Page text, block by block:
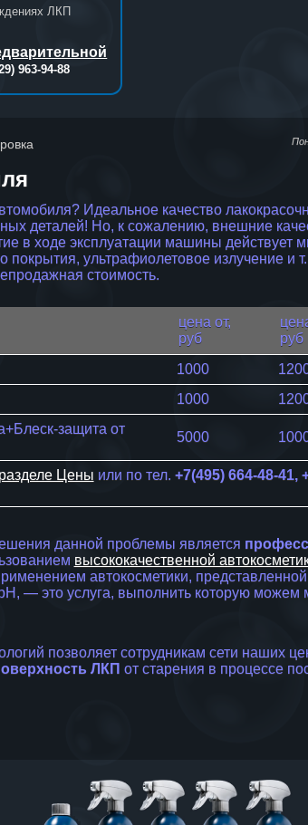
ЛКП
963-94-88
Идеальное качество
деталей! Но, к сожалению, внешние
в ходе эксплуатации машины действует
покрытия, ультрафиолетовое излучение и
стоимость.
цена от,
руб
руб
1000
1000
защита от
5000
разделе Цены или по тел. +7(495) 664-48-41,
данной проблемы является
высококачественной
автокосметики,
— это услуга, выполнить которую можем
позволяет сотрудникам сети наших
ЛКП от старения в процессе